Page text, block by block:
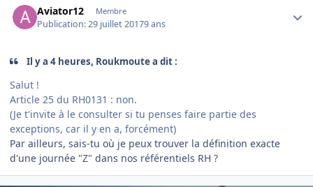
Aviator12 Membre
Publication:29 juillet 20179 ans
Il y a 4 heures, Roukmoute a dit :
Salut !
Article 25 du RH0131 : non.
(Je t'invite à le consulter si tu penses faire partie des
exceptions, car il y en a, forcément)
Par ailleurs, sais-tu où je peux trouver la définition exacte
d'une journée "Z" dans nos référentiels RH ?